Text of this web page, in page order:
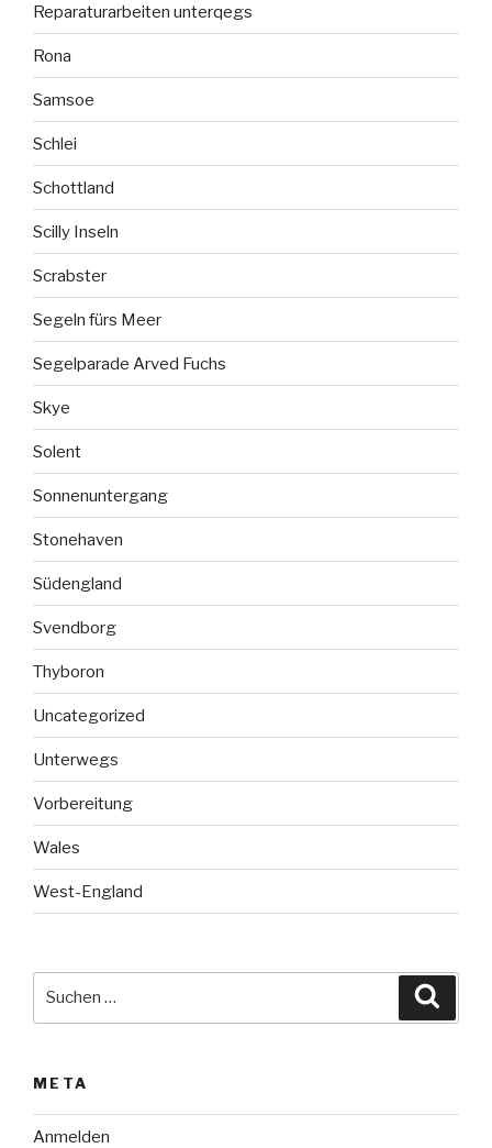
Reparaturarbeiten unterqegs
Rona
Samsoe
Schlei
Schottland
Scilly Inseln
Scrabster
Segeln fürs Meer
Segelparade Arved Fuchs
Skye
Solent
Sonnenuntergang
Stonehaven
Südengland
Svendborg
Thyboron
Uncategorized
Unterwegs
Vorbereitung
Wales
West-England
META
Anmelden